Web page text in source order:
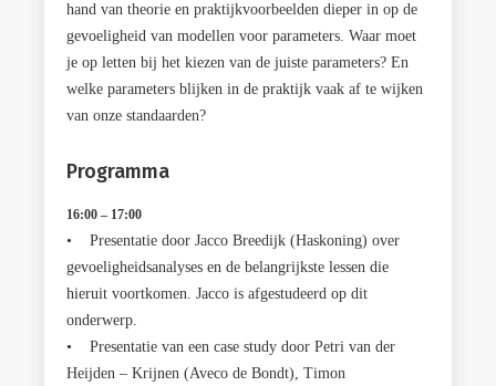
hand van theorie en praktijkvoorbeelden dieper in op de
gevoeligheid van modellen voor parameters. Waar moet
je op letten bij het kiezen van de juiste parameters? En
welke parameters blijken in de praktijk vaak af te wijken
van onze standaarden?
Programma
16:00 – 17:00
• Presentatie door Jacco Breedijk (Haskoning) over
gevoeligheidsanalyses en de belangrijkste lessen die
hieruit voortkomen. Jacco is afgestudeerd op dit
onderwerp.
• Presentatie van een case study door Petri van der
Heijden – Krijnen (Aveco de Bondt), Timon